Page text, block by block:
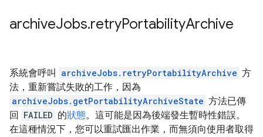
archiveJobs.retryPortabilityArchive
系統會呼叫 archiveJobs.retryPortabilityArchive 方
法，重新嘗試失敗的工作，因為
archiveJobs.getPortabilityArchiveState 方法已傳
回 FAILED 的狀態。這可能是因為後端發生暫時性錯誤。
在這種情況下，您可以重試匯出作業，而無須向使用者取得